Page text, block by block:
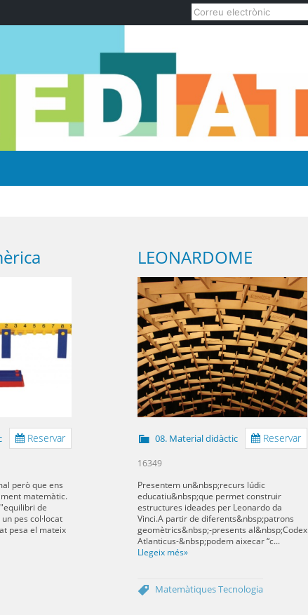
Reservar
però que ens
matemàtic.
de
pes col·locat
pesa el mateix
LEONARDOME
Reservar
08. Material didàctic
16349
Presentem un&nbsp;recurs lúdic
educatiu&nbsp;que permet construir
estructures ideades per Leonardo da
Vinci.A partir de diferents&nbsp;patrons
geomètrics&nbsp;-presents al&nbsp;Codex
Atlanticus-&nbsp;podem aixecar “c...
Llegeix més»
MatemàtiquesTecnologia